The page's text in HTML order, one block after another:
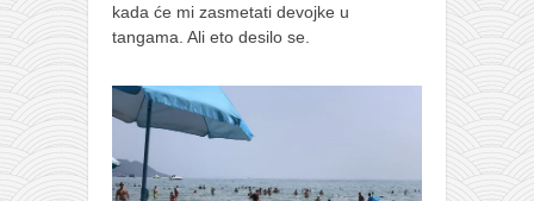
besplatna e-knjiga
termini treninga
moja priča
fotke
kada će mi zasmetati devojke u
tangama. Ali eto desilo se.